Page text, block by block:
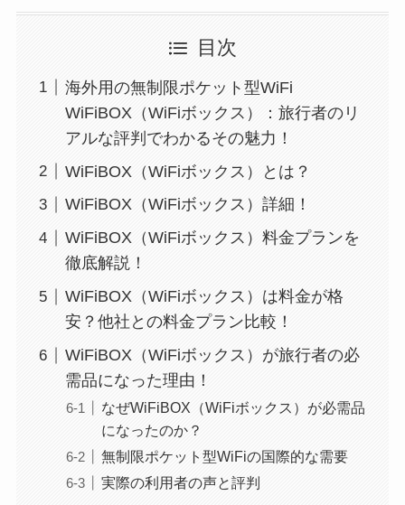
目次
海外用の無制限ポケット型WiFi
WiFiBOX（WiFiボックス）：旅行者のリ
アルな評判でわかるその魅力！
WiFiBOX（WiFiボックス）とは？
WiFiBOX（WiFiボックス）詳細！
WiFiBOX（WiFiボックス）料金プランを
徹底解説！
WiFiBOX（WiFiボックス）は料金が格
安？他社との料金プラン比較！
WiFiBOX（WiFiボックス）が旅行者の必
需品になった理由！
なぜWiFiBOX（WiFiボックス）が必需品
になったのか？
無制限ポケット型WiFiの国際的な需要
実際の利用者の声と評判